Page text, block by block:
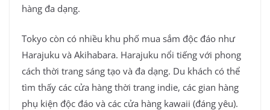
hàng đa dạng.
Tokyo còn có nhiều khu phố mua sắm độc đáo như
Harajuku và Akihabara. Harajuku nổi tiếng với phong
cách thời trang sáng tạo và đa dạng. Du khách có thể
tìm thấy các cửa hàng thời trang indie, các gian hàng
phụ kiện độc đáo và các cửa hàng kawaii (đáng yêu).